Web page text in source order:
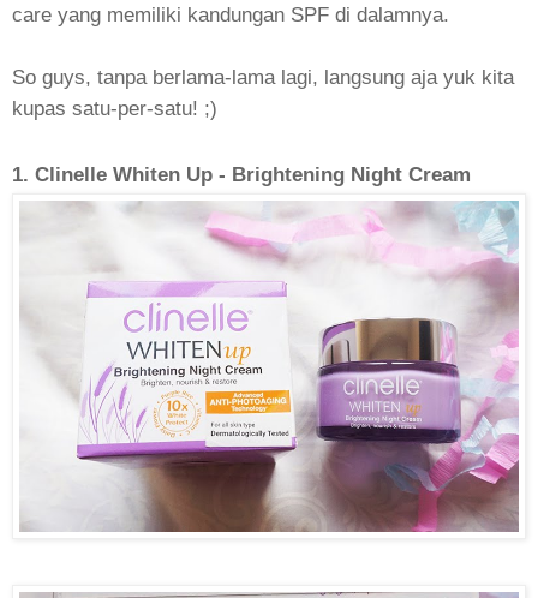
care yang memiliki kandungan SPF di dalamnya.
So guys, tanpa berlama-lama lagi, langsung aja yuk kita
kupas satu-per-satu! ;)
1. Clinelle Whiten Up - Brightening Night Cream